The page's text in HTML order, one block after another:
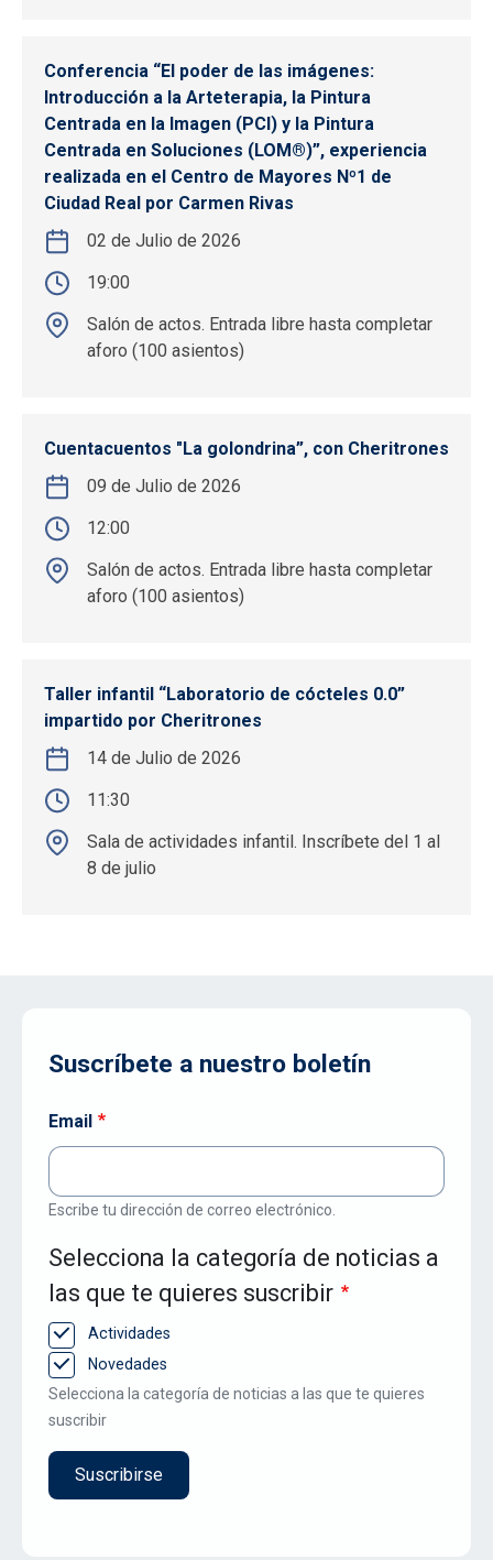
Conferencia “El poder de las imágenes:
Introducción a la Arteterapia, la Pintura
Centrada en la Imagen (PCI) y la Pintura
Centrada en Soluciones (LOM®)”, experiencia
realizada en el Centro de Mayores Nº1 de
Ciudad Real por Carmen Rivas
02 de Julio de 2026
19:00
Salón de actos. Entrada libre hasta completar
aforo (100 asientos)
Cuentacuentos "La golondrina”, con Cheritrones
09 de Julio de 2026
12:00
Salón de actos. Entrada libre hasta completar
aforo (100 asientos)
Taller infantil “Laboratorio de cócteles 0.0”
impartido por Cheritrones
14 de Julio de 2026
11:30
Sala de actividades infantil. Inscríbete del 1 al
8 de julio
Suscríbete a nuestro boletín
Email
Escribe tu dirección de correo electrónico.
Selecciona la categoría de noticias a
las que te quieres suscribir
Actividades
Novedades
Selecciona la categoría de noticias a las que te quieres
suscribir